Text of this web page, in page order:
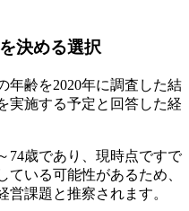
決める選択
年齢を2020年に調査した結
実施する予定と回答した経
74歳であり、現時点ですで
いる可能性があるため、
課題と推察されます。